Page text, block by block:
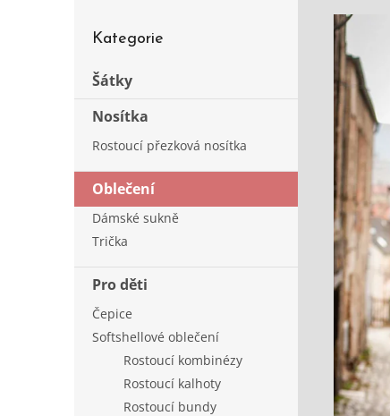
a
kategorie
Kategorie
Šátky
Nosítka
Rostoucí přezková nosítka
Oblečení
Dámské sukně
Trička
Pro děti
Čepice
Softshellové oblečení
Rostoucí kombinézy
Rostoucí kalhoty
Rostoucí bundy